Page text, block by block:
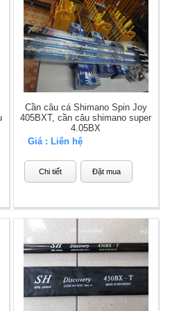
khẳng định vị thế của mình ở
Tuy nhiên đồ câu cá Chính
Cần câu cá Shimano Spin Joy
405BXT, cần câu shimano super
4.05BX
Giá : Liên hệ
Chi tiết Đặt mua